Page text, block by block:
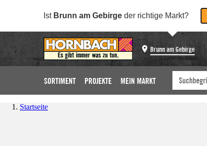
Ist Brunn am Gebirge der richtige Markt?
Brunn am Gebirge
SORTIMENT PROJEKTE MEIN MARKT
Startseite